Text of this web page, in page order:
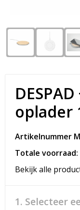
Spellen voor
Sport
Vrije tijd en Strand
Opvouwbare
Papieren tassen
Reistassen
Rugzakken
Schoudertassen
oplader
Artikelnummer
Totale voorraad:
Bekijk alle
1. Selecteer